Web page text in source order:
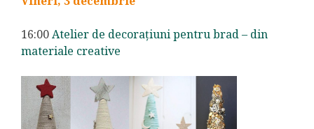
16:00Atelier de decorațiuni pentru brad – din
materiale creative